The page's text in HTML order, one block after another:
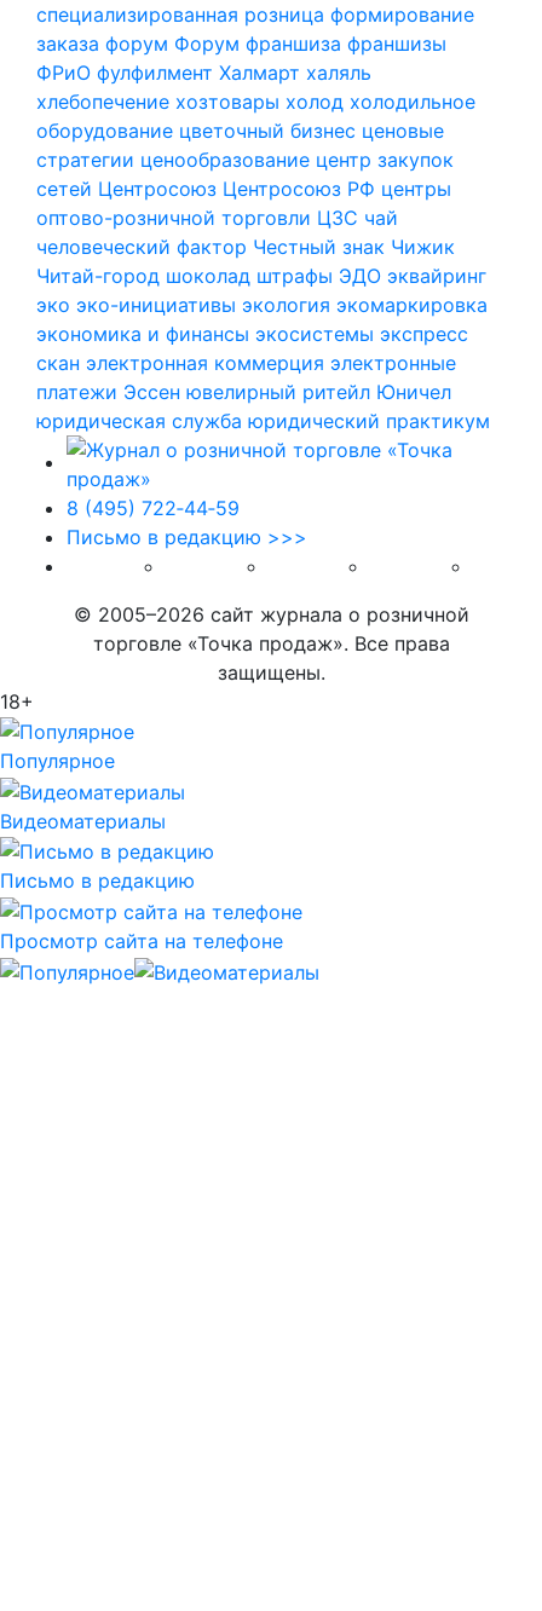
специализированная розница формирование
заказа форум Форум франшиза франшизы
ФРиО фулфилмент Халмарт халяль
хлебопечение хозтовары холод холодильное
оборудование цветочный бизнес ценовые
стратегии ценообразование центр закупок
сетей Центросоюз Центросоюз РФ центры
оптово-розничной торговли ЦЗС чай
человеческий фактор Честный знак Чижик
Читай-город шоколад штрафы ЭДО эквайринг
эко эко-инициативы экология экомаркировка
экономика и финансы экосистемы экспресс
скан электронная коммерция электронные
платежи Эссен ювелирный ритейл Юничел
юридическая служба юридический практикум
8 (495) 722‑44‑59
Письмо в редакцию >>>
© 2005–2026 сайт журнала о розничной
торговле «Точка продаж». Все права
защищены.
18+
Популярное
Видеоматериалы
Письмо в редакцию
Просмотр сайта на телефоне